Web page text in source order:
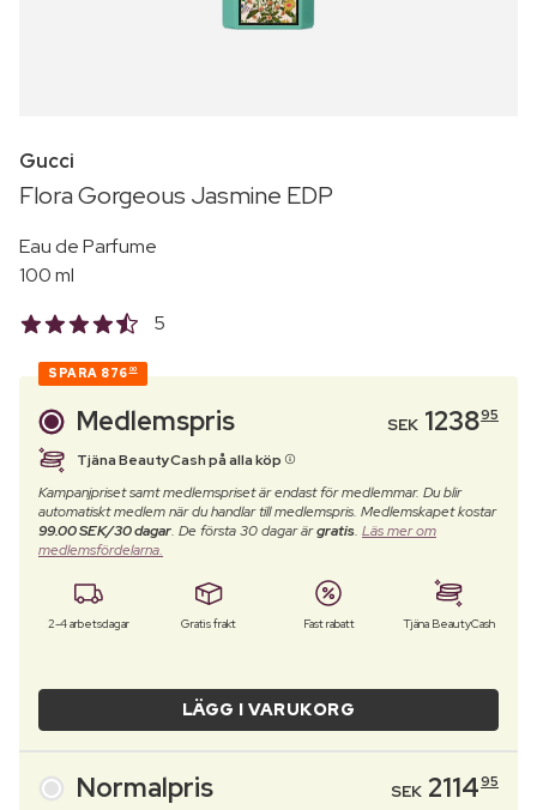
Gucci
Flora Gorgeous Jasmine EDP
Eau de Parfume
100 ml
5
SPARA 876 00
Medlemspris SEK 123895
Tjäna BeautyCash på alla köp
Kampanjpriset samt medlemspriset är endast för medlemmar. Du blir
automatiskt medlem när du handlar till medlemspris. Medlemskapet kostar
99.00 SEK/30 dagar. De första 30 dagar ärgratis. Läs mer om
medlemsfördelarna.
2-4 arbetsdagar Gratis frakt Fast rabatt Tjäna BeautyCash
LÄGG I VARUKORG
Normalpris SEK 211495